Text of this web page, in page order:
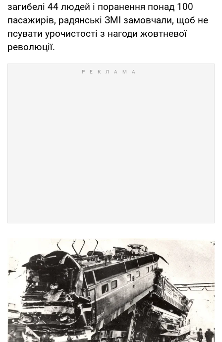
загибелі 44 людей і поранення понад 100
пасажирів, радянські ЗМІ замовчали, щоб не
псувати урочистості з нагоди жовтневої
революції.